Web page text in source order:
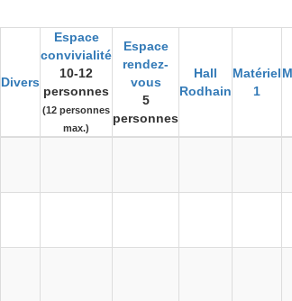
Divers
Espace
convivialité
10-12
personnes
(12 personnes
max.)
Espace
rendez-
vous
5
personnes
Hall
Rodhain
Matériel
1